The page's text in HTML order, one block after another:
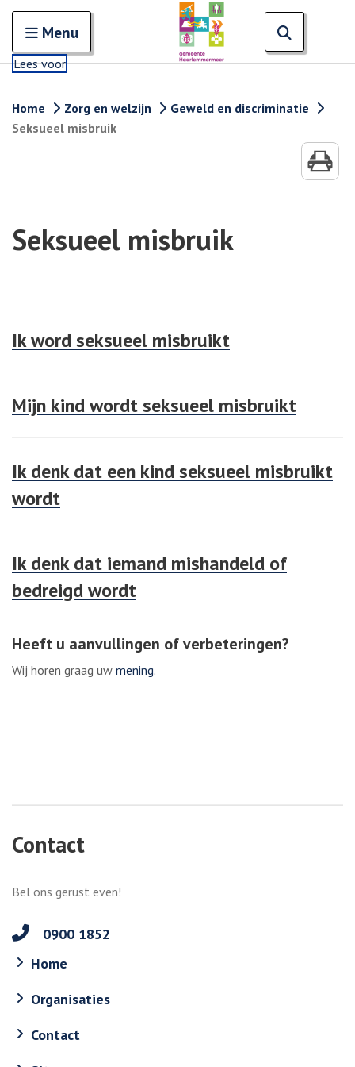
Open en sluit het
Menu
Lees voor
Home Zorg en welzijn
Geweld en discriminatie
Seksueel misbruik
Seksueel misbruik
Ik word seksueel misbruikt
Mijn kind wordt seksueel misbruikt
Ik denk dat een kind seksueel misbruikt
wordt
Ik denk dat iemand mishandeld of
bedreigd wordt
Heeft u aanvullingen of verbeteringen?
Wij horen graag uw mening.
Contact
Bel ons gerust even!
0900 1852
Home
Organisaties
Contact